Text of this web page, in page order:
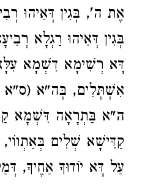
אֶת ה', בְּגִין דְּאִיהוּ
בְּגִין דְּאִיהוּ רַגְלָא
דָּא רְשִׁימָא דִשְׁמָא
אִשְׁתְּלִים, בְּה"א (ס"א
ה"א בַּתְרָאָה דִּשְׁמָא
קַדִּישָׁא שְׁלִים
עַל דָּא יוֹדוּךָ אַחֶיךָ,